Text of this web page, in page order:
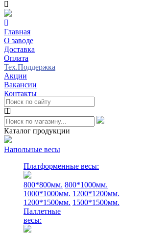
Главная
О заводе
Доставка
Оплата
Тех.Поддержка
Акции
Вакансии
Контакты
Каталог продукции
Напольные весы
Платформенные весы:
800*800мм. 800*1000мм.
1000*1000мм. 1200*1200мм.
1200*1500мм. 1500*1500мм.
Паллетные
весы: